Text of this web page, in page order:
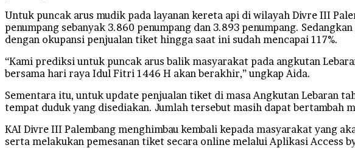
Untuk puncak arus mudik pada layanan kereta api di wilayah Divre III
penumpang sebanyak 3.860 penumpang dan 3.893 penumpang.
dengan okupansi penjualan tiket hingga saat ini sudah mencapai 117%.
“Kami prediksi untuk puncak arus balik masyarakat pada angkutan
bersama hari raya Idul Fitri 1446 H akan berakhir,” ungkap Aida.
Sementara itu, untuk update penjualan tiket di masa Angkutan Lebaran
tempat duduk yang disediakan. Jumlah tersebut masih dapat bertambah
KAI Divre III Palembang menghimbau kembali kepada masyarakat yang
serta melakukan pemesanan tiket secara online melalui Aplikasi Access